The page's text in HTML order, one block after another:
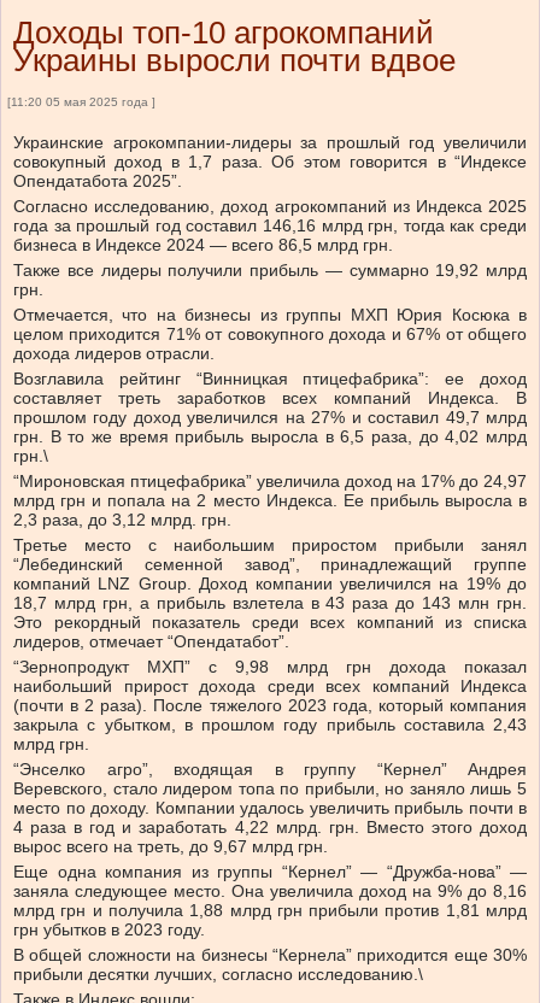
Доходы топ-10 агрокомпаний
Украины выросли почти вдвое
[11:20 05 мая 2025 года ]
Украинские агрокомпании-лидеры за прошлый год увеличили
совокупный доход в 1,7 раза. Об этом говорится в “Индексе
Опендатабота 2025”.
Согласно исследованию, доход агрокомпаний из Индекса 2025
года за прошлый год составил 146,16 млрд грн, тогда как среди
бизнеса в Индексе 2024 — всего 86,5 млрд грн.
Также все лидеры получили прибыль — суммарно 19,92 млрд
грн.
Отмечается, что на бизнесы из группы МХП Юрия Косюка в
целом приходится 71% от совокупного дохода и 67% от общего
дохода лидеров отрасли.
Возглавила рейтинг “Винницкая птицефабрика”: ее доход
составляет треть заработков всех компаний Индекса. В
прошлом году доход увеличился на 27% и составил 49,7 млрд
грн. В то же время прибыль выросла в 6,5 раза, до 4,02 млрд
грн.\
“Мироновская птицефабрика” увеличила доход на 17% до 24,97
млрд грн и попала на 2 место Индекса. Ее прибыль выросла в
2,3 раза, до 3,12 млрд. грн.
Третье место с наибольшим приростом прибыли занял
“Лебединский семенной завод”, принадлежащий группе
компаний LNZ Group. Доход компании увеличился на 19% до
18,7 млрд грн, а прибыль взлетела в 43 раза до 143 млн грн.
Это рекордный показатель среди всех компаний из списка
лидеров, отмечает “Опендатабот”.
“Зернопродукт МХП” с 9,98 млрд грн дохода показал
наибольший прирост дохода среди всех компаний Индекса
(почти в 2 раза). После тяжелого 2023 года, который компания
закрыла с убытком, в прошлом году прибыль составила 2,43
млрд грн.
“Энселко агро”, входящая в группу “Кернел” Андрея
Веревского, стало лидером топа по прибыли, но заняло лишь 5
место по доходу. Компании удалось увеличить прибыль почти в
4 раза в год и заработать 4,22 млрд. грн. Вместо этого доход
вырос всего на треть, до 9,67 млрд грн.
Еще одна компания из группы “Кернел” — “Дружба-нова” —
заняла следующее место. Она увеличила доход на 9% до 8,16
млрд грн и получила 1,88 млрд грн прибыли против 1,81 млрд
грн убытков в 2023 году.
В общей сложности на бизнесы “Кернела” приходится еще 30%
прибыли десятки лучших, согласно исследованию.\